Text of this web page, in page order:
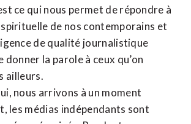
ce qui nous permet de répondre à
spirituelle de nos contemporains et
de qualité journalistique
donner la parole à ceux qu’on
ailleurs.
nous arrivons à un moment
les médias indépendants sont